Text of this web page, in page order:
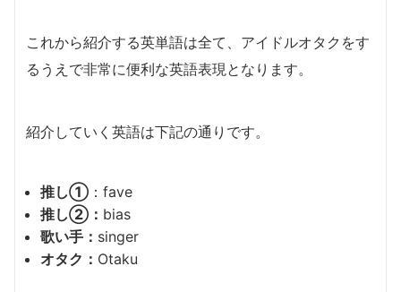
これから紹介する英単語は全て、アイドルオタクをす
るうえで非常に便利な英語表現となります。
紹介していく英語は下記の通りです。
推し① ：fave
推し②： bias
歌い手： singer
オタク： Otaku